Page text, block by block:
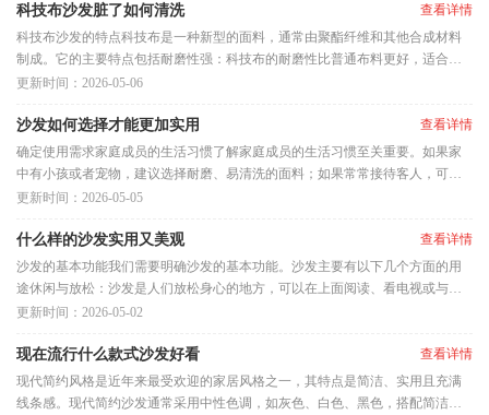
科技布沙发脏了如何清洗
查看详情
科技布沙发的特点科技布是一种新型的面料，通常由聚酯纤维和其他合成材料
制成。它的主要特点包括耐磨性强：科技布的耐磨性比普通布料更好，适合家
庭日常使用。透气性好：科技
更新时间：2026-05-06
沙发如何选择才能更加实用
查看详情
确定使用需求家庭成员的生活习惯了解家庭成员的生活习惯至关重要。如果家
中有小孩或者宠物，建议选择耐磨、易清洗的面料；如果常常接待客人，可以
考虑沙发床，兼具休闲与住宿
更新时间：2026-05-05
什么样的沙发实用又美观
查看详情
沙发的基本功能我们需要明确沙发的基本功能。沙发主要有以下几个方面的用
途休闲与放松：沙发是人们放松身心的地方，可以在上面阅读、看电视或与家
人朋友聊天。社交互动：沙发
更新时间：2026-05-02
现在流行什么款式沙发好看
查看详情
现代简约风格是近年来最受欢迎的家居风格之一，其特点是简洁、实用且充满
线条感。现代简约沙发通常采用中性色调，如灰色、白色、黑色，搭配简洁的